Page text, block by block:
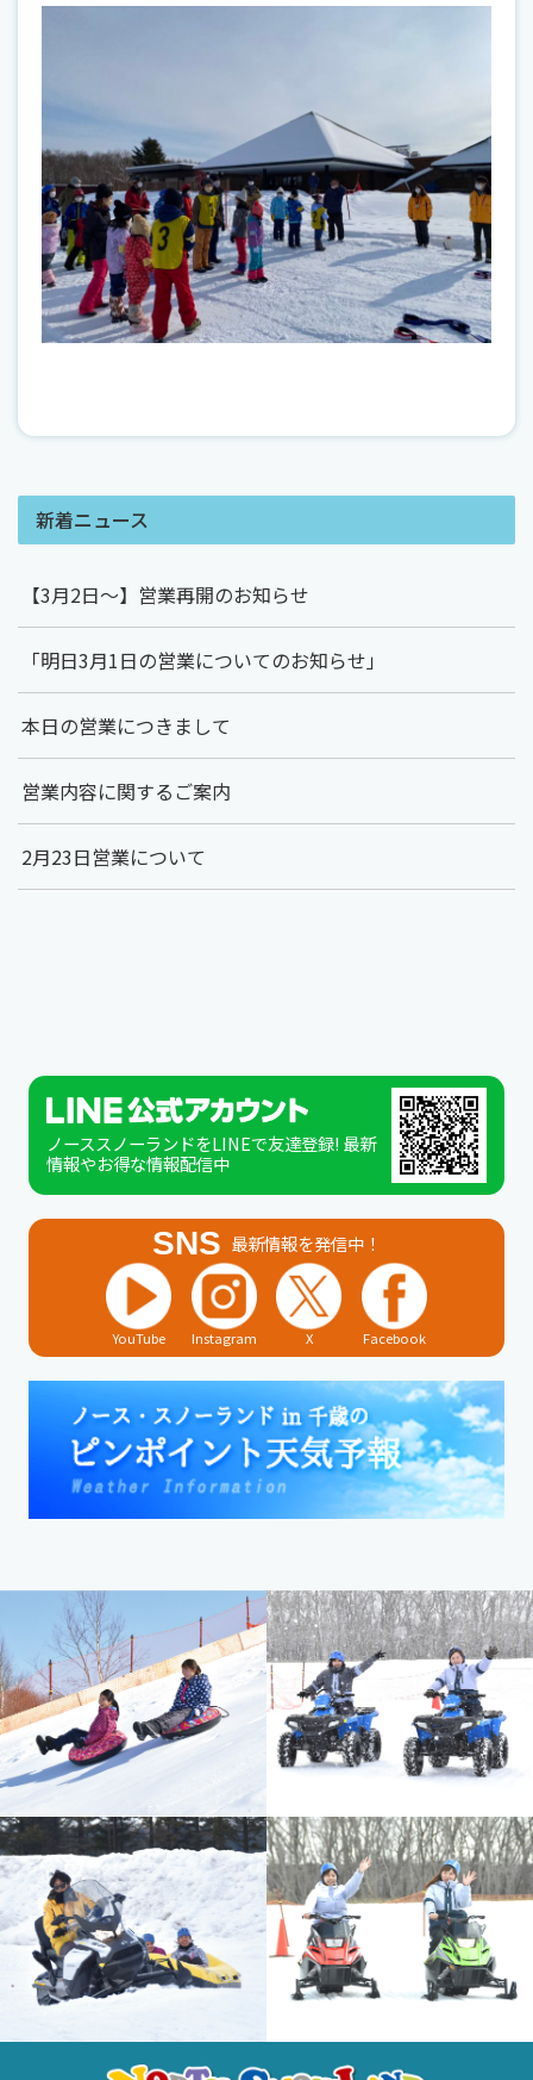
新着ニュース
【3月2日～】営業再開のお知らせ
「明日3月1日の営業についてのお知らせ」
本日の営業につきまして
営業内容に関するご案内
2月23日営業について
ノーススノーランドをLINEで友達登録! 最新
情報やお得な情報配信中
SNS 最新情報を発信中！
YouTube Instagram X Facebook